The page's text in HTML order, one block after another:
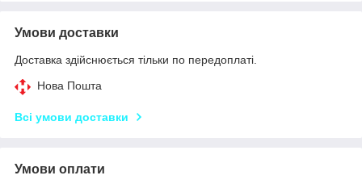
Умови доставки
Доставка здійснюється тільки по передоплаті.
Нова Пошта
Всі умови доставки
Умови оплати